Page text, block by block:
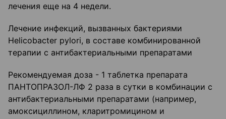
лечения еще на 4 недели.
Лечение инфекций, вызванных бактериями
Helicobacter pylori, в составе комбинированной
терапии с антибактериальными препаратами
Рекомендуемая доза - 1 таблетка препарата
ПАНТОПРАЗОЛ-ЛФ 2 раза в сутки в комбинации с
антибактериальными препаратами (например,
амоксициллином, кларитромицином и